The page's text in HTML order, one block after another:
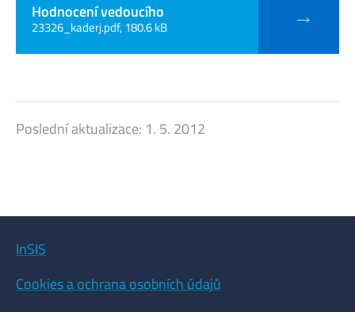
Hodnocení vedoucího
23326_kaderj.pdf, 180.6 kB
Poslední aktualizace: 1. 5. 2012
InSIS
Cookies a ochrana osobních údajů